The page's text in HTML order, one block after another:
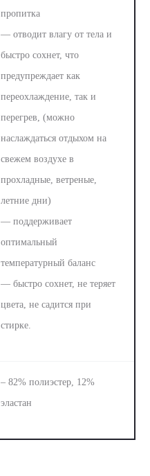
пропитка
— отводит влагу от тела и
быстро сохнет, что
предупреждает как
переохлаждение, так и
перегрев, (можно
наслаждаться отдыхом на
свежем воздухе в
прохладные, ветреные,
летние дни)
— поддерживает
оптимальный
температурный баланс
— быстро сохнет, не теряет
цвета, не садится при
стирке.
– 82% полиэстер, 12%
эластан